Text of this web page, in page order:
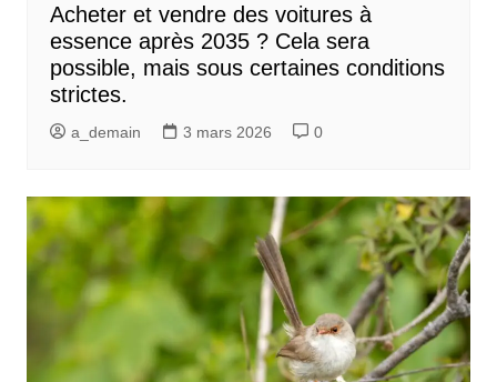
Acheter et vendre des voitures à
essence après 2035 ? Cela sera
possible, mais sous certaines conditions
strictes.
a_demain 3 mars 2026 0